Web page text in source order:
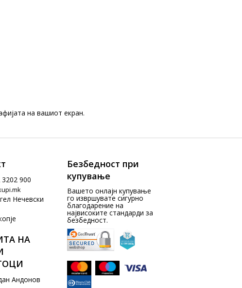
на вашиот екран.
900
Нечевски
НА
Андонов
Безбедност при
купување
Вашето онлајн купување
го извршувате сигурно
благодарение на
највисоките стандарди за
безбедност.